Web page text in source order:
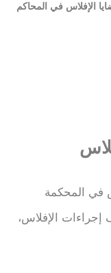
الإفلاس في المحاكم
في المحكمة
الإفلاس،